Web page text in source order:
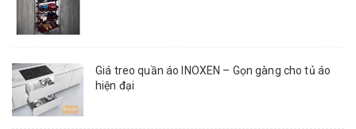
Giá treo quần áo INOXEN – Gọn gàng cho tủ áo
hiện đại